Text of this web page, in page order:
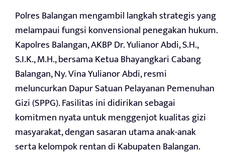
Polres Balangan mengambil langkah strategis yang
melampaui fungsi konvensional penegakan hukum.
Kapolres Balangan, AKBP Dr. Yulianor Abdi, S.H.,
S.I.K., M.H., bersama Ketua Bhayangkari Cabang
Balangan, Ny. Vina Yulianor Abdi, resmi
meluncurkan Dapur Satuan Pelayanan Pemenuhan
Gizi (SPPG). Fasilitas ini didirikan sebagai
komitmen nyata untuk menggenjot kualitas gizi
masyarakat, dengan sasaran utama anak-anak
serta kelompok rentan di Kabupaten Balangan.